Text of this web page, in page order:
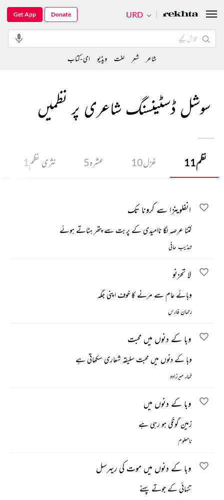
سوشل ڈسٹینسنگ شاعری پر نظمیں
نظم11 غزل10 عشرہ5 نثری نظم1
انفلوینزا سے کرونا تک
کتنا عرصہ لگا ناامیدی کے پربت سے پتھر ہٹاتے ہوئے
تہذیب حافی
لا تحزنو
وبائے عام سے مرنے کا خوف اپنی جگہ
رحمان فارس
وبا کے دنوں میں محبت
وبا کے دنوں میں محبت سلیقہ شعاری سکھاتی ہے
خمار میرزادہ
وبا کے دنوں میں
زمین گونگی ہو رہی ہے
نامعلوم
وبا کے دنوں میں موت کی ریہرسل
تنہائی کے جوتے پہنے
URD
Get App Donate
شاعر شعر لغت ویڈیو ای-کتاب